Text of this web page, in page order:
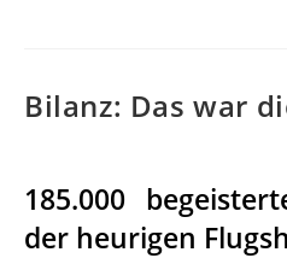
Bilanz: Das war
185.000
der heurigen